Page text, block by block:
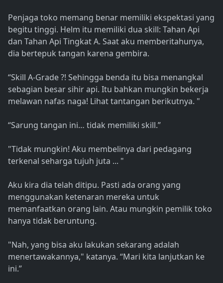
Penjaga toko memang benar memiliki ekspektasi yang
begitu tinggi. Helm itu memiliki dua skill: Tahan Api
dan Tahan Api Tingkat A. Saat aku memberitahunya,
dia bertepuk tangan karena gembira.
“Skill A-Grade ?! Sehingga benda itu bisa menangkal
sebagian besar sihir api. Itu bahkan mungkin bekerja
melawan nafas naga! Lihat tantangan berikutnya. "
“Sarung tangan ini… tidak memiliki skill.”
"Tidak mungkin! Aku membelinya dari pedagang
terkenal seharga tujuh juta ... "
Aku kira dia telah ditipu. Pasti ada orang yang
menggunakan ketenaran mereka untuk
memanfaatkan orang lain. Atau mungkin pemilik toko
hanya tidak beruntung.
"Nah, yang bisa aku lakukan sekarang adalah
menertawakannya," katanya. “Mari kita lanjutkan ke
ini.”